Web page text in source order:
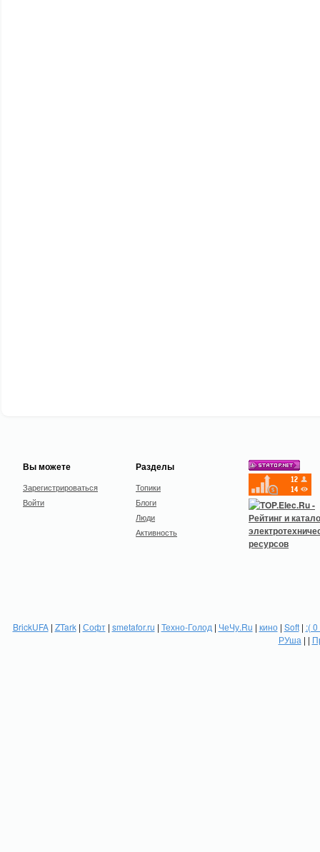
Вы можете
Зарегистрироваться
Войти
Разделы
Топики
Блоги
Люди
Активность
BrickUFA| ZTark| Софт| smetafor.ru | Техно-Голод | ЧеЧу.Ru | кино| Soft| :(
РУша | |